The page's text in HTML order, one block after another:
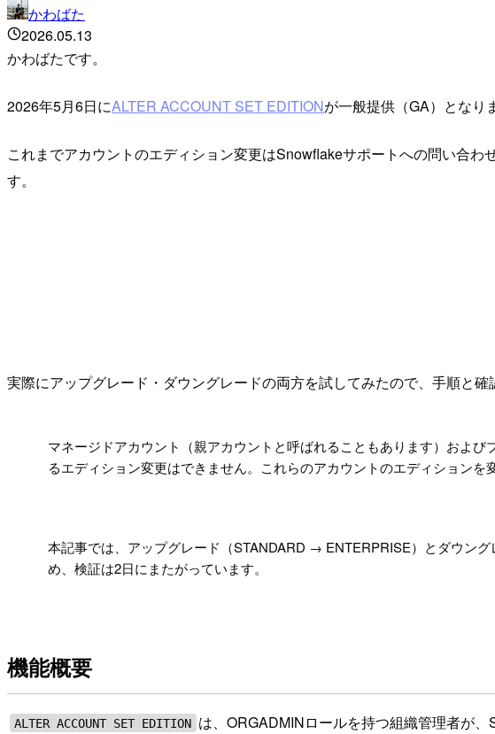
かわばた
2026.05.13
かわばたです。
2026年5月6日にALTER ACCOUNT SET EDITIONが一般提供（GA）となり
これまでアカウントのエディション変更はSnowflakeサポートへの問い合
す。
実際にアップグレード・ダウングレードの両方を試してみたので、手順と確
マネージドアカウント（親アカウントと呼ばれることもあります）およ
るエディション変更はできません。これらのアカウントのエディション
本記事では、アップグレード（STANDARD → ENTERPRISE）とダウン
め、検証は2日にまたがっています。
機能概要
ALTER ACCOUNT SET EDITION は、ORGADMINロールを持つ組織管理者が